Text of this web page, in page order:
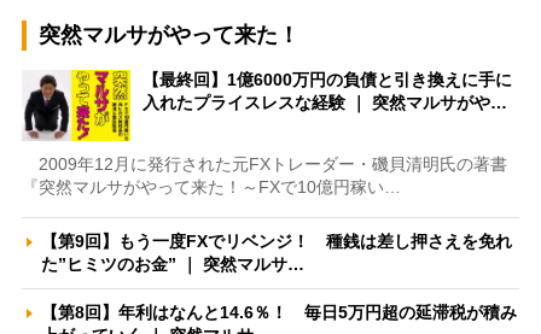
突然マルサがやって来た！
【最終回】1億6000万円の負債と引き換えに手に
入れたプライスレスな経験 ｜ 突然マルサがや…
2009年12月に発行された元FXトレーダー・磯貝清明氏の著書
『突然マルサがやって来た！～FXで10億円稼い…
【第9回】もう一度FXでリベンジ！ 種銭は差し押さえを免れ
た”ヒミツのお金” ｜ 突然マルサ…
【第8回】年利はなんと14.6％！ 毎日5万円超の延滞税が積み